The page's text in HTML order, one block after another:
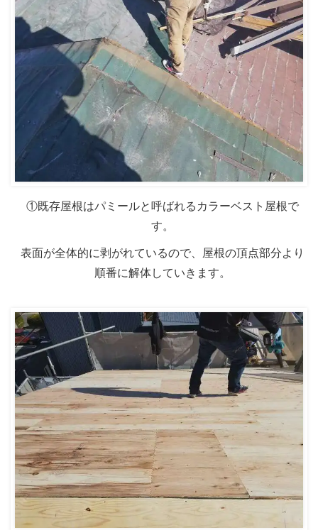
①既存屋根はパミールと呼ばれるカラーベスト屋根で
す。
表面が全体的に剥がれているので、屋根の頂点部分より
順番に解体していきます。